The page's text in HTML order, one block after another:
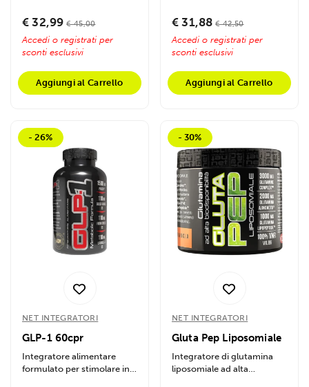
Acido...
€ 32,99 € 45,00
Accedi o registrati per
sconti esclusivi
Aggiungi al Carrello
€ 31,88 € 42,50
Accedi o registrati per
sconti esclusivi
Aggiungi al Carrello
- 26%
NET INTEGRATORI
GLP-1 60cpr
Integratore alimentare
formulato per stimolare in
- 30%
NET INTEGRATORI
Gluta Pep Liposomiale
Integratore di glutamina
liposomiale ad alta